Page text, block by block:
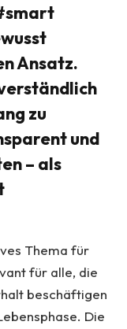
Ansatz.
zu
und
– als
Thema für
für alle, die
beschäftigen
Die